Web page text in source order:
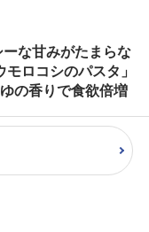
な甘みがたまらな
ロコシのパスタ」
の香りで食欲倍増